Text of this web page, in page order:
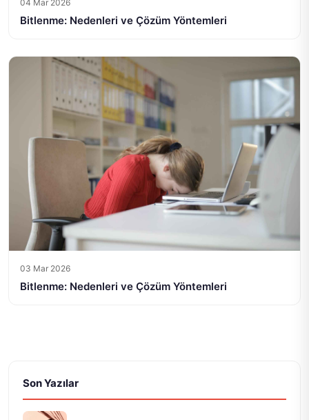
04 Mar 2026
Bitlenme: Nedenleri ve Çözüm Yöntemleri
03 Mar 2026
Bitlenme: Nedenleri ve Çözüm Yöntemleri
Son Yazılar